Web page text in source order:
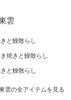
雲
と鰻散らし
焼きと鰻散らし
と鰻散らし
雲の全アイテムを見る